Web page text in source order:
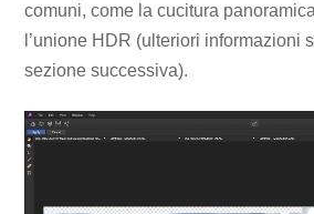
comuni, come la cucitura
l’unione HDR (ulteriori informazioni
sezione successiva).